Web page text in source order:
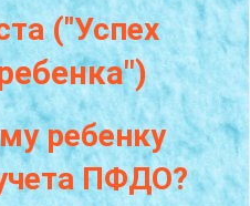
("Успех
ребенку
ПФДО?